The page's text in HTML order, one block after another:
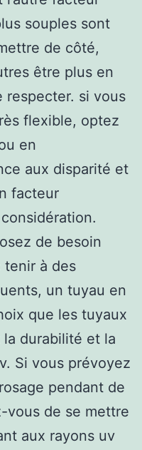
souples sont
de côté,
être plus en
respecter. si vous
flexible, optez
en
aux disparité et
facteur
de besoin
tenir à des
un tuyau en
que les tuyaux
durabilité et la
Si vous prévoyez
pendant de
vous de se mettre
aux rayons uv